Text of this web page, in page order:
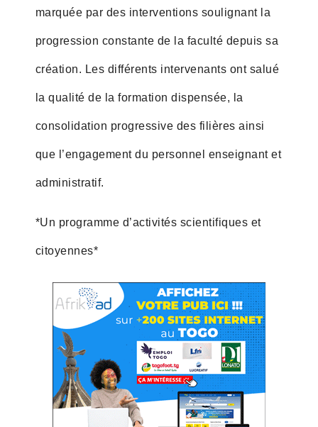
marquée par des interventions soulignant la
progression constante de la faculté depuis sa
création. Les différents intervenants ont salué
la qualité de la formation dispensée, la
consolidation progressive des filières ainsi
que l’engagement du personnel enseignant et
administratif.
*Un programme d’activités scientifiques et
citoyennes*